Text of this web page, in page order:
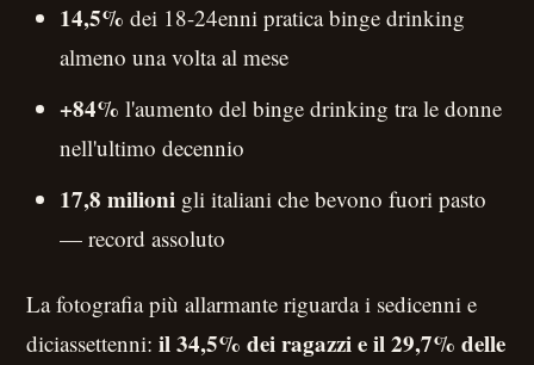
14,5% dei 18-24enni pratica binge drinking
almeno una volta al mese
+84% l'aumento del binge drinking tra le donne
nell'ultimo decennio
17,8 milioni gli italiani che bevono fuori pasto
— record assoluto
La fotografia più allarmante riguarda i sedicenni e
diciassettenni:il 34,5% dei ragazzi e il 29,7% delle